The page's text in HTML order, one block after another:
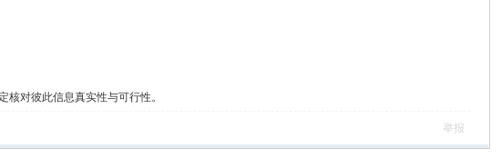
对彼此信息真实性与可行性。
举报